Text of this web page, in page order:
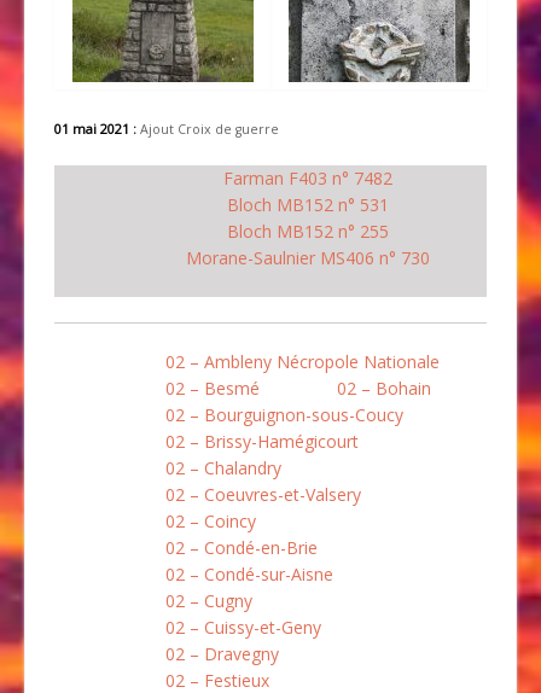
01 mai 2021 : Ajout Croix de guerre
Farman F403 n° 7482
Bloch MB152 n° 531
Bloch MB152 n° 255
Morane-Saulnier MS406 n° 730
02 – Ambleny Nécropole Nationale
02 – Besmé
02 – Bohain
02 – Bourguignon-sous-Coucy
02 – Brissy-Hamégicourt
02 – Chalandry
02 – Coeuvres-et-Valsery
02 – Coincy
02 – Condé-en-Brie
02 – Condé-sur-Aisne
02 – Cugny
02 – Cuissy-et-Geny
02 – Dravegny
02 – Festieux